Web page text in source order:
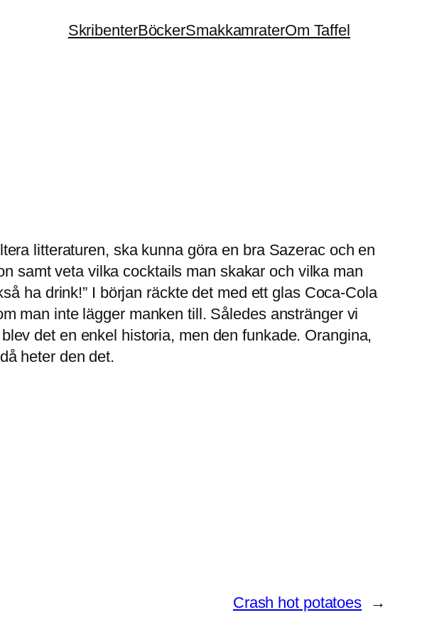
SkribenterBöckerSmakkamraterOm Taffel
litteraturen, ska kunna göra en bra Sazerac och en
samt veta vilka cocktails man skakar och vilka man
ha drink!” I början räckte det med ett glas Coca-Cola
man inte lägger manken till. Således anstränger vi
det en enkel historia, men den funkade. Orangina,
heter den det.
Crash hot potatoes →